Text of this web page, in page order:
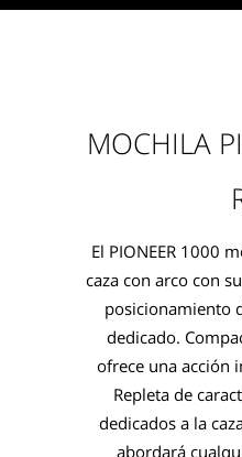
MOCHILA
El PIONEER 1000
caza con arco con
posicionamiento
dedicado.
ofrece una acción
Repleta de
dedicados a la
abordará